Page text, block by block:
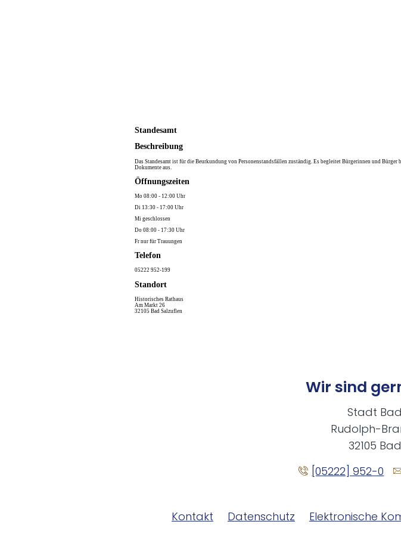
Standesamt
Beschreibung
Das Standesamt ist für die Beurkundung von Personenstandsfällen zuständig. Es begleitet Bürgerinnen und
Dokumente aus.
Öffnungszeiten
Mo 08:00 - 12:00 Uhr
Di 13:30 - 17:00 Uhr
Mi geschlossen
Do 08:00 - 17:30 Uhr
Fr nur für Trauungen
Telefon
05222 952-199
Standort
Historisches Rathaus
Am Markt 26
32105 Bad Salzuflen
Wir sind
Stadt
Rudolph-
32105
[05222] 952-0
Kontakt Datenschutz Elektronische